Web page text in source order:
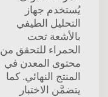
يُستخدم جهاز
التحليل الطيفي
بالأشعة تحت
الحمراء للتحقق من
محتوى المعدن في
المنتج النهائي. كما
يتضمَّن الاختبار